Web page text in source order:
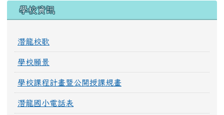
學校資訊
潛龍校歌
學校願景
學校課程計畫暨公開授課規畫
潛龍國小電話表